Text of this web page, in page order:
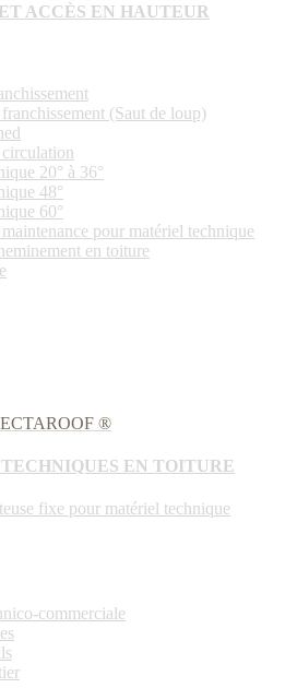
ACCÈS EN HAUTEUR
franchissement (Saut de loup)
circulation
20° à 36°
48°
60°
maintenance pour matériel technique
en toiture
®
EN TOITURE
fixe pour matériel technique
commerciale